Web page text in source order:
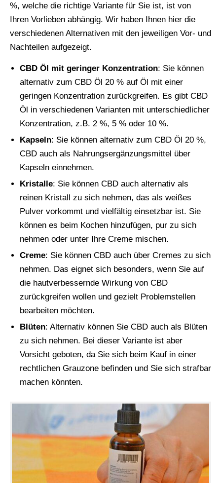
%, welche die richtige Variante für Sie ist, ist von
Ihren Vorlieben abhängig. Wir haben Ihnen hier die
verschiedenen Alternativen mit den jeweiligen Vor- und
Nachteilen aufgezeigt.
CBD Öl mit geringer Konzentration: Sie können
alternativ zum CBD Öl 20 % auf Öl mit einer
geringen Konzentration zurückgreifen. Es gibt CBD
Öl in verschiedenen Varianten mit unterschiedlicher
Konzentration, z.B. 2 %, 5 % oder 10 %.
Kapseln: Sie können alternativ zum CBD Öl 20 %,
CBD auch als Nahrungsergänzungsmittel über
Kapseln einnehmen.
Kristalle: Sie können CBD auch alternativ als
reinen Kristall zu sich nehmen, das als weißes
Pulver vorkommt und vielfältig einsetzbar ist. Sie
können es beim Kochen hinzufügen, pur zu sich
nehmen oder unter Ihre Creme mischen.
Creme: Sie können CBD auch über Cremes zu sich
nehmen. Das eignet sich besonders, wenn Sie auf
die hautverbessernde Wirkung von CBD
zurückgreifen wollen und gezielt Problemstellen
bearbeiten möchten.
Blüten: Alternativ können Sie CBD auch als Blüten
zu sich nehmen. Bei dieser Variante ist aber
Vorsicht geboten, da Sie sich beim Kauf in einer
rechtlichen Grauzone befinden und Sie sich strafbar
machen könnten.